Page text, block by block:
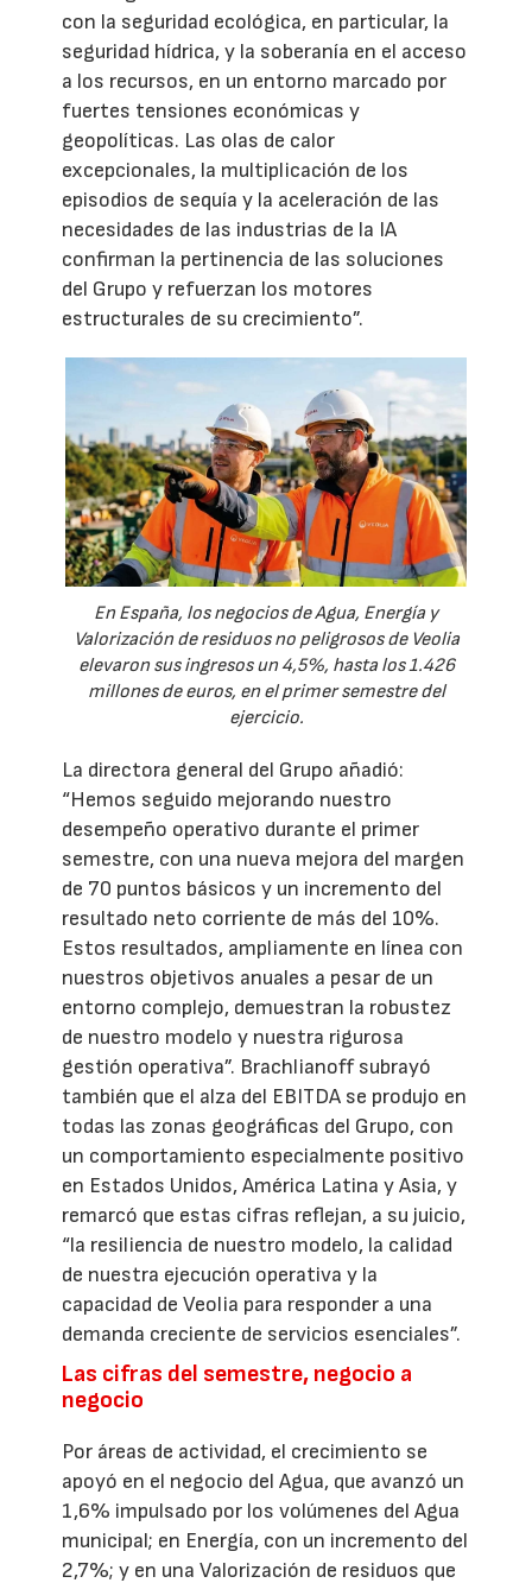
con la seguridad ecológica, en particular, la
seguridad hídrica, y la soberanía en el acceso
a los recursos, en un entorno marcado por
fuertes tensiones económicas y
geopolíticas. Las olas de calor
excepcionales, la multiplicación de los
episodios de sequía y la aceleración de las
necesidades de las industrias de la IA
confirman la pertinencia de las soluciones
del Grupo y refuerzan los motores
estructurales de su crecimiento”.
En España, los negocios de Agua, Energía y
Valorización de residuos no peligrosos de Veolia
elevaron sus ingresos un 4,5%, hasta los 1.426
millones de euros, en el primer semestre del
ejercicio.
La directora general del Grupo añadió:
“Hemos seguido mejorando nuestro
desempeño operativo durante el primer
semestre, con una nueva mejora del margen
de 70 puntos básicos y un incremento del
resultado neto corriente de más del 10%.
Estos resultados, ampliamente en línea con
nuestros objetivos anuales a pesar de un
entorno complejo, demuestran la robustez
de nuestro modelo y nuestra rigurosa
gestión operativa”. Brachlianoff subrayó
también que el alza del EBITDA se produjo en
todas las zonas geográficas del Grupo, con
un comportamiento especialmente positivo
en Estados Unidos, América Latina y Asia, y
remarcó que estas cifras reflejan, a su juicio,
“la resiliencia de nuestro modelo, la calidad
de nuestra ejecución operativa y la
capacidad de Veolia para responder a una
demanda creciente de servicios esenciales”.
Las cifras del semestre, negocio a
negocio
Por áreas de actividad, el crecimiento se
apoyó en el negocio del Agua, que avanzó un
1,6% impulsado por los volúmenes del Agua
municipal; en Energía, con un incremento del
2,7%; y en una Valorización de residuos que